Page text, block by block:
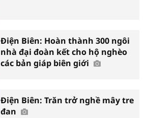
Điện Biên: Hoàn thành 300 ngôi
nhà đại đoàn kết cho hộ nghèo
các bản giáp biên giới
Điện Biên: Trăn trở nghề mây tre
đan